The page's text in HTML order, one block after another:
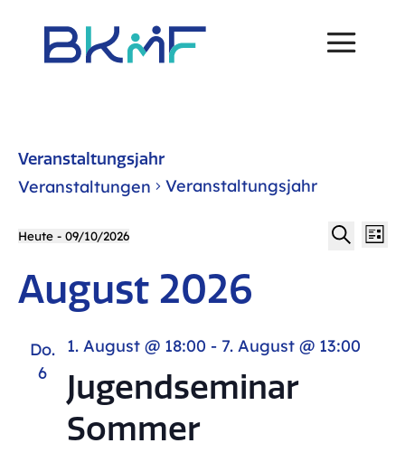
content
Veranstaltungsjahr
Veranstaltungen Veranstaltungsjahr
Veranstaltungen
Liste
Heute - 09/10/2026
wählen.
August 2026
Do.
6
Jugendseminar
Sommer
1. August @ 18:00 - 7. August @ 13:00